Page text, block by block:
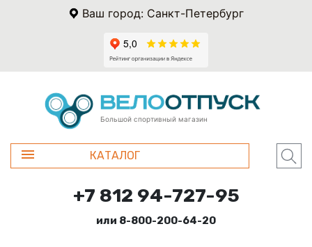
Ваш город: Санкт-Петербург
Большой спортивный магазин
КАТАЛОГ
+7 812 94-727-95
или 8-800-200-64-20